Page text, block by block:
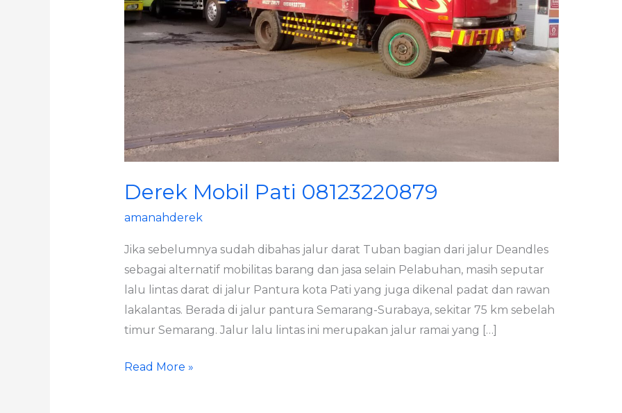
Derek Mobil Pati 08123220879
amanahderek
Jika sebelumnya sudah dibahas jalur darat Tuban bagian dari jalur Deandles
sebagai alternatif mobilitas barang dan jasa selain Pelabuhan, masih seputar
lalu lintas darat di jalur Pantura kota Pati yang juga dikenal padat dan rawan
lakalantas. Berada di jalur pantura Semarang-Surabaya, sekitar 75 km sebelah
timur Semarang. Jalur lalu lintas ini merupakan jalur ramai yang […]
Read More »